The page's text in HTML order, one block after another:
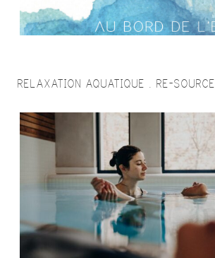
RELAXATION AQUATIQUE . RE-SOURCE